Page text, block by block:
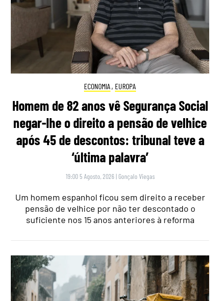
ECONOMIA , EUROPA
Homem de 82 anos vê Segurança Social
negar-lhe o direito a pensão de velhice
após 45 de descontos: tribunal teve a
‘última palavra’
19:00 5 Agosto, 2026 | Gonçalo Viegas
Um homem espanhol ficou sem direito a receber
pensão de velhice por não ter descontado o
suficiente nos 15 anos anteriores à reforma